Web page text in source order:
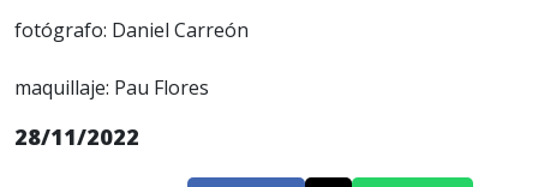
fotógrafo: Daniel Carreón
maquillaje: Pau Flores
28/11/2022